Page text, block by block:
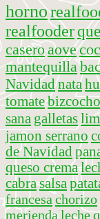
horno
realfooder
caseroaove
mantequilla
Navidadnata
tomatebizcocho
sana galletas
jamon serrano
de Navidad
queso crema
cabrasalsa
francesa chorizo
meriendaleche